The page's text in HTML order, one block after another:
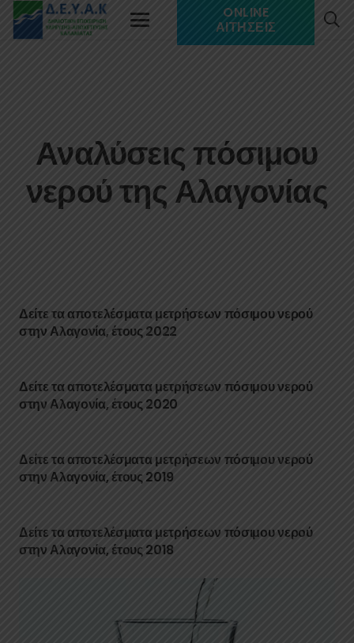
ONLINE
ΑΙΤΉΣΕΙΣ
Αναλύσεις πόσιμου
νερού της Αλαγονίας
Δείτε τα αποτελέσματα μετρήσεων πόσιμου νερού
στην Αλαγονία, έτους 2022
Δείτε τα αποτελέσματα μετρήσεων πόσιμου νερού
στην Αλαγονία, έτους 2020
Δείτε τα αποτελέσματα μετρήσεων πόσιμου νερού
στην Αλαγονία, έτους 2019
Δείτε τα αποτελέσματα μετρήσεων πόσιμου νερού
στην Αλαγονία, έτους 2018